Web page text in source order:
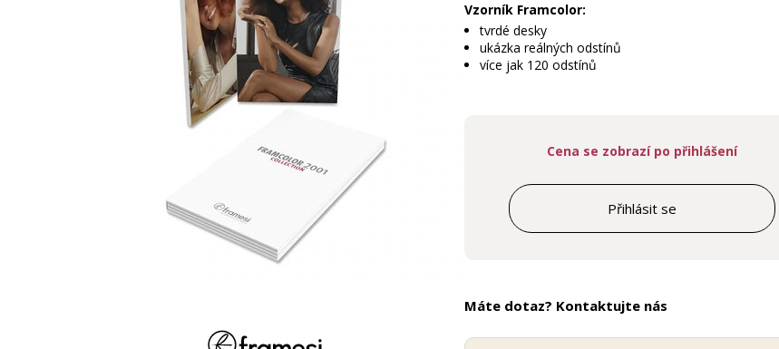
Vzorník Framcolor:
tvrdé desky
ukázka reálných odstínů
více jak 120 odstínů
Cena se zobrazí po přihlášení
Přihlásit se
Máte dotaz? Kontaktujte nás